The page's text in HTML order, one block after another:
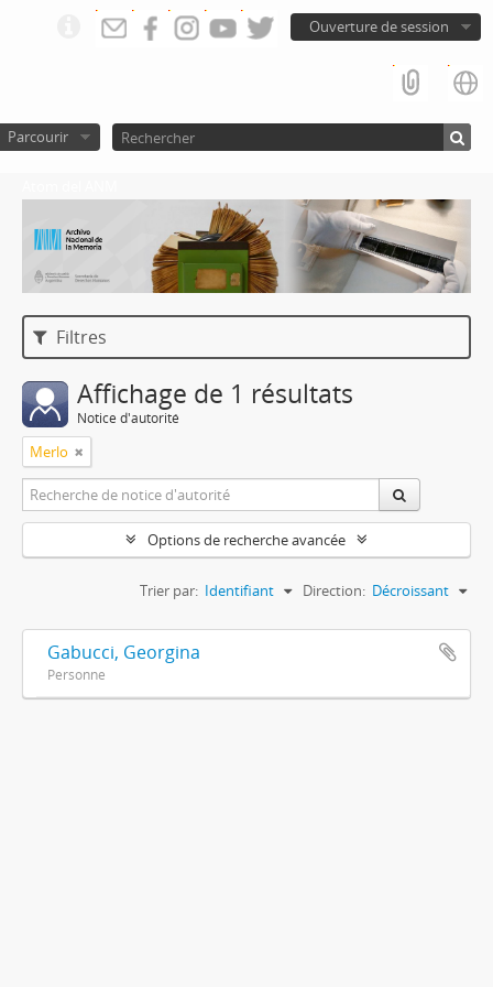
Ouverture de session
Parcourir
Filtres
Affichage de 1 résultats
Notice d'autorité
Merlo
Options de recherche avancée
Trier par: Identifiant Direction: Décroissant
Gabucci, Georgina
Personne